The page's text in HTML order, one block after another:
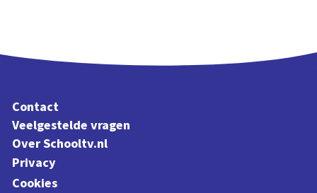
Contact
Veelgestelde vragen
Over Schooltv.nl
Privacy
Cookies